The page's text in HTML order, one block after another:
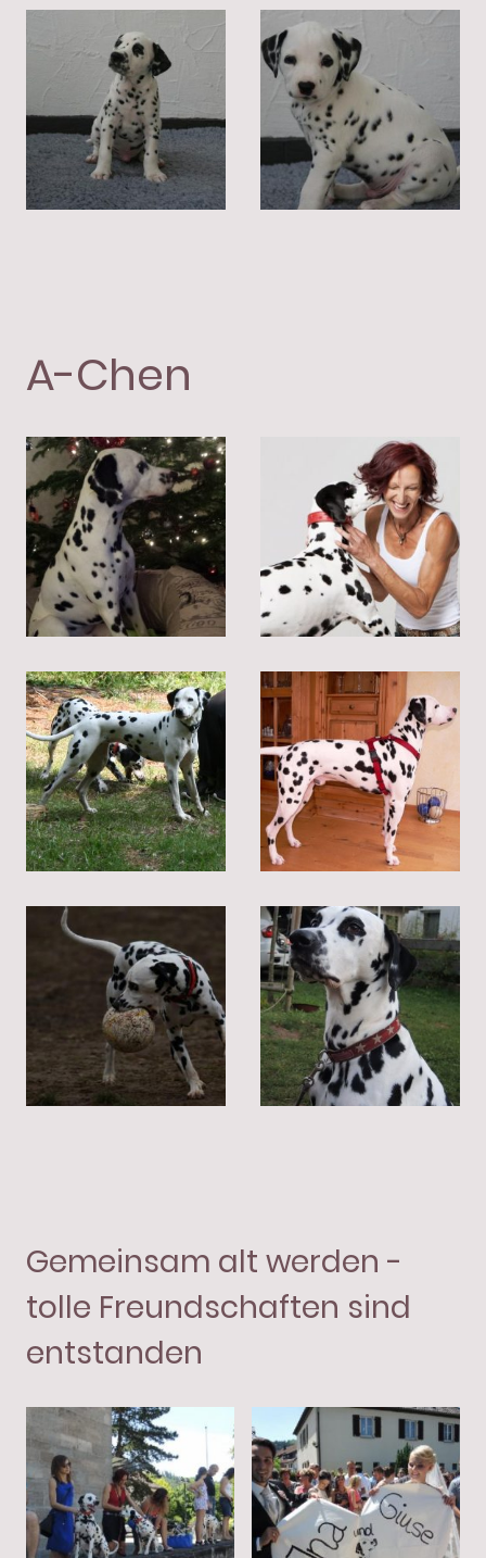
A-Chen
Gemeinsam alt werden -
tolle Freundschaften sind
entstanden